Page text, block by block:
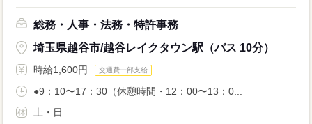
総務・人事・法務・特許事務
埼玉県越谷市/越谷レイクタウン駅（バス 10分）
時給1,600円 交通費一部支給
●9：10〜17：30（休憩時間・12：00〜13：0...
土・日